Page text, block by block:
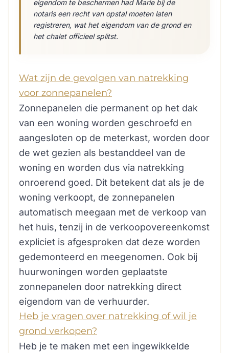
eigendom te beschermen had Marie bij de
notaris een recht van opstal moeten laten
registreren, wat het eigendom van de grond en
het chalet officieel splitst.
Wat zijn de gevolgen van natrekking
voor zonnepanelen?
Zonnepanelen die permanent op het dak
van een woning worden geschroefd en
aangesloten op de meterkast, worden door
de wet gezien als bestanddeel van de
woning en worden dus via natrekking
onroerend goed. Dit betekent dat als je de
woning verkoopt, de zonnepanelen
automatisch meegaan met de verkoop van
het huis, tenzij in de verkoopovereenkomst
expliciet is afgesproken dat deze worden
gedemonteerd en meegenomen. Ook bij
huurwoningen worden geplaatste
zonnepanelen door natrekking direct
eigendom van de verhuurder.
Heb je vragen over natrekking of wil je
grond verkopen?
Heb je te maken met een ingewikkelde